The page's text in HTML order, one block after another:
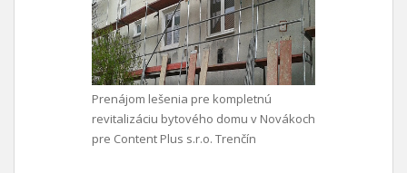
Prenájom lešenia pre kompletnú
revitalizáciu bytového domu v Novákoch
pre Content Plus s.r.o. Trenčín